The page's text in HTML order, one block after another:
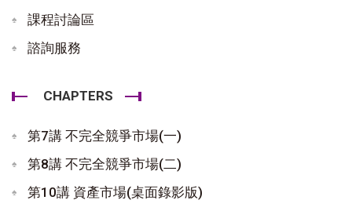
課程討論區
諮詢服務
CHAPTERS
第7講 不完全競爭市場(一)
第8講 不完全競爭市場(二)
第10講 資產市場(桌面錄影版)